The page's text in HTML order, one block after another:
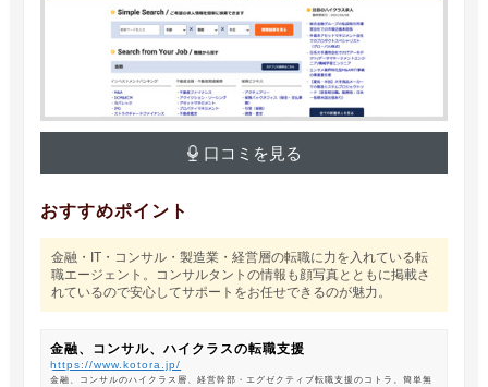
口コミを見る
おすすめポイント
金融・IT・コンサル・製造業・経営層の転職に力を入れている転
職エージェント。コンサルタントの情報も顔写真とともに掲載さ
れているので安心してサポートをお任せできるのが魅力。
金融、コンサル、ハイクラスの転職支援
https://www.kotora.jp/
金融、コンサルのハイクラス層、経営幹部・エグゼクティブ転職支援のコトラ。簡単無